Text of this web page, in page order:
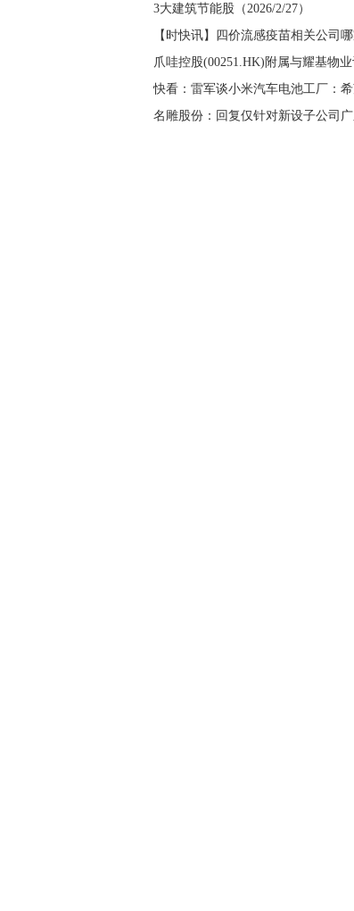
3大建筑节能股（2026/2/27）
【时快讯】四价流感疫苗相关公司
爪哇控股(00251.HK)附属与耀基物
快看：雷军谈小米汽车电池工厂：